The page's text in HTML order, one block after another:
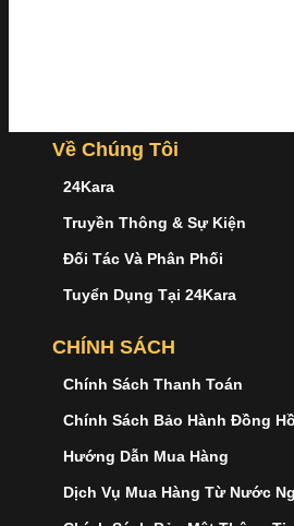
Về Chúng Tôi
24Kara
Truyền Thông & Sự Kiện
Đối Tác Và Phân Phối
Tuyển Dụng Tại 24Kara
CHÍNH SÁCH
Chính Sách Thanh Toán
Chính Sách Bảo Hành Đồng Hồ
Hướng Dẫn Mua Hàng
Dịch Vụ Mua Hàng Từ Nước